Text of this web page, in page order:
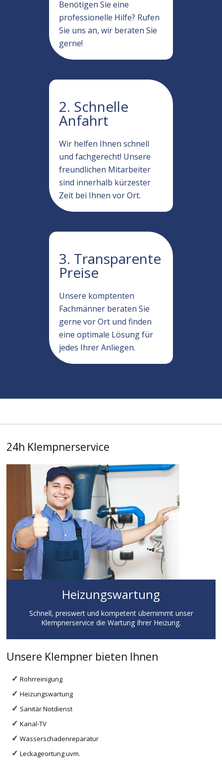
Benötigen Sie eine
professionelle Hilfe? Rufen
Sie uns an, wir beraten Sie
gerne!
2. Schnelle
Anfahrt
Wir helfen Ihnen schnell
und fachgerecht! Unsere
freundlichen Mitarbeiter
sind innerhalb kürzester
Zeit bei Ihnen vor Ort.
3. Transparente
Preise
Unsere komptenten
Fachmänner beraten Sie
gerne vor Ort und finden
eine optimale Lösung für
jedes Ihrer Anliegen.
24h Klempnerservice
Heizungswartung
Schnell, preiswert und kompetent übernimmt unser
Klempnerservice die Wartung Ihrer Heizung.
Unsere Klempner bieten Ihnen
Rohrreinigung
Heizungswartung
Sanitär Notdienst
Kanal-TV
Wasserschadenreparatur
Leckageortung uvm.